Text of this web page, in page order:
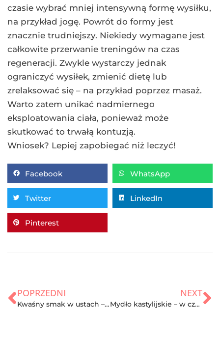
czasie wybrać mniej intensywną formę wysiłku,
na przykład jogę. Powrót do formy jest
znacznie trudniejszy. Niekiedy wymagane jest
całkowite przerwanie treningów na czas
regeneracji. Zwykle wystarczy jednak
ograniczyć wysiłek, zmienić dietę lub
zrelaksować się – na przykład poprzez masaż.
Warto zatem unikać nadmiernego
eksploatowania ciała, ponieważ może
skutkować to trwałą kontuzją.
Wniosek? Lepiej zapobiegać niż leczyć!
Facebook WhatsApp
Twitter LinkedIn
Pinterest
POPRZEDNI
Kwaśny smak w ustach – czy ostrzega o chorobie?
NEXT
Mydło kastylijskie – w czym tkwi fenomen?